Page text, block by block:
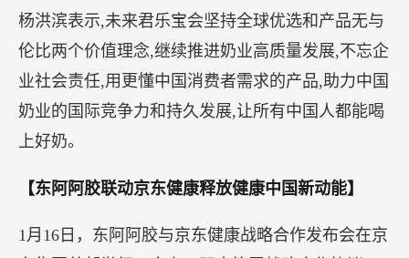
快递比价功能在众多快递公司间进行选择和使用。
下单、查询等服务均可以在百度智能小程序中一站
式操作完成，无需跳转，给用户带来了良好的闭环
体验，让“上百度寄快递”成为了用户的新习惯。
找中国乳制品行业的榜样力量,致敬时代驱动力。君